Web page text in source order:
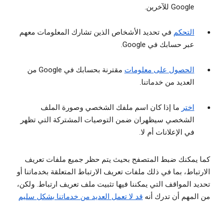
Google للآخرين.
التحكم في تحديد الأشخاص الذين تشارك المعلومات معهم
عبر حسابك في Google.
الحصول على معلومات
مقترنة بحسابك في Google من
العديد من خدماتنا.
اختر ما إذا كان اسم ملفك الشخصي وصورة الملف
الشخصي سيظهران ضمن التوصيات المشتركة التي تظهر
في الإعلانات أم لا.
كما يمكنك ضبط المتصفح بحيث يتم حظر جميع ملفات تعريف
الارتباط، بما في ذلك ملفات تعريف الارتباط المتعلقة بخدماتنا أو
تحديد المواقف التي يمكننا فيها تثبيت ملف تعريف ارتباط. ولكن،
من المهم أن تدرك أنه قد لا تعمل العديد من خدماتنا بشكل سليم